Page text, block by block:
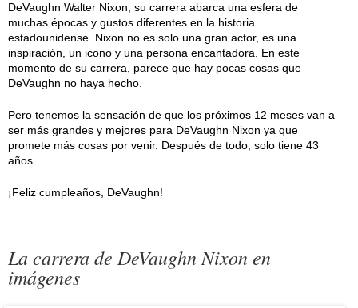
DeVaughn Walter Nixon, su carrera abarca una esfera de
muchas épocas y gustos diferentes en la historia
estadounidense. Nixon no es solo una gran actor, es una
inspiración, un icono y una persona encantadora. En este
momento de su carrera, parece que hay pocas cosas que
DeVaughn no haya hecho.
Pero tenemos la sensación de que los próximos 12 meses van a
ser más grandes y mejores para DeVaughn Nixon ya que
promete más cosas por venir. Después de todo, solo tiene 43
años.
¡Feliz cumpleaños, DeVaughn!
La carrera de DeVaughn Nixon en
imágenes